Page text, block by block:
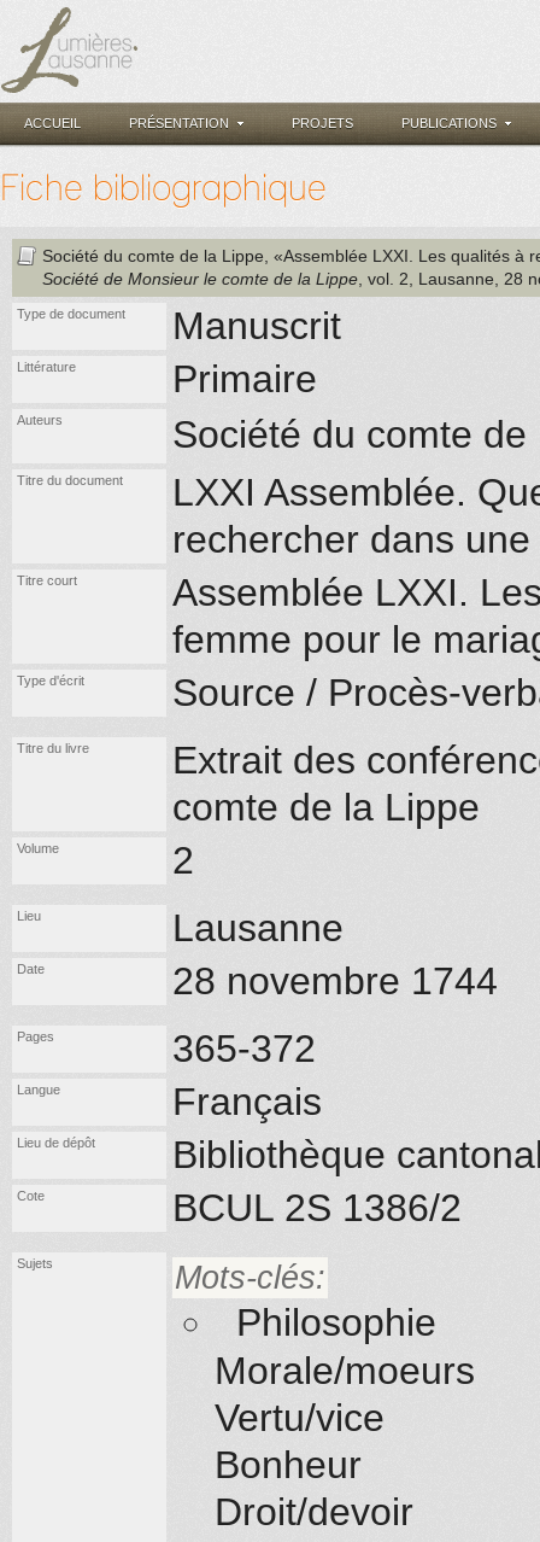
ACCUEIL PRÉSENTATION PROJETS PUBLICATIONS
Fiche bibliographique
Société du comte de la Lippe , «Assemblée LXXI. Les qualités
Société de Monsieur le comte de la Lippe , vol. 2 , Lausanne , 28
Type de document Manuscrit
Littérature Primaire
Auteurs Société du comte
Titre du document
LXXI Assemblée.
rechercher dans
Titre court
Assemblée LXXI.
femme pour le
Type d'écrit Source / Procès-
Titre du livre
Extrait des
comte de la Lippe
Volume 2
Lieu Lausanne
Date 28 novembre 1744
Pages 365-372
Langue Français
Lieu de dépôt Bibliothèque
Cote BCUL 2S 1386/2
Sujets Mots-clés:
Philosophie
Morale/moeurs
Vertu/vice
Bonheur
Droit/devoir